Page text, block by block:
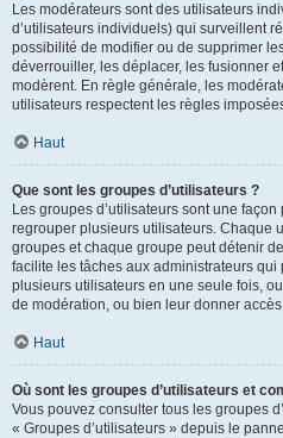
Les modérateurs sont des utilisateurs
d’utilisateurs individuels) qui surveillent
possibilité de modifier ou de supprimer
déverrouiller, les déplacer, les fusionner
modèrent. En règle générale, les
utilisateurs respectent les règles
Haut
Que sont les groupes d’utilisateurs ?
Les groupes d’utilisateurs sont une
regrouper plusieurs utilisateurs. Chaque
groupes et chaque groupe peut détenir
facilite les tâches aux administrateurs
plusieurs utilisateurs en une seule fois,
de modération, ou bien leur donner
Haut
Où sont les groupes d’utilisateurs et
Vous pouvez consulter tous les groupes
« Groupes d’utilisateurs » depuis le